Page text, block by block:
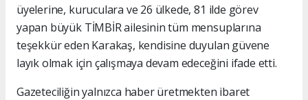
üyelerine, kuruculara ve 26 ülkede, 81 ilde görev
yapan büyük TİMBİR ailesinin tüm mensuplarına
teşekkür eden Karakaş, kendisine duyulan güvene
layık olmak için çalışmaya devam edeceğini ifade etti.
Gazeteciliğin yalnızca haber üretmekten ibaret